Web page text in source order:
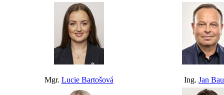
Mgr. Lucie Bartošová Ing. Jan